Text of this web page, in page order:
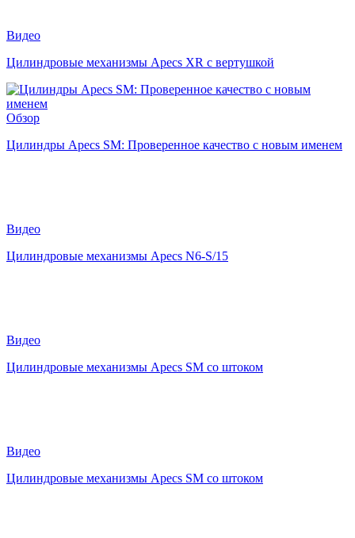
Видео
Цилиндровые механизмы Apecs XR с вертушкой
Обзор
Цилиндры Apecs SM: Проверенное качество с новым именем
Видео
Цилиндровые механизмы Apecs N6-S/15
Видео
Цилиндровые механизмы Apecs SM со штоком
Видео
Цилиндровые механизмы Apecs SM со штоком